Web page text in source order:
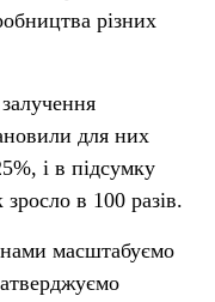
різних
для них
і в підсумку
в 100 разів.
масштабуємо